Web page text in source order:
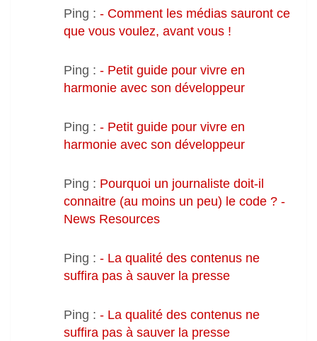
Ping : - Comment les médias sauront ce
que vous voulez, avant vous !
Ping : - Petit guide pour vivre en
harmonie avec son développeur
Ping : - Petit guide pour vivre en
harmonie avec son développeur
Ping : Pourquoi un journaliste doit-il
connaitre (au moins un peu) le code ? -
News Resources
Ping : - La qualité des contenus ne
suffira pas à sauver la presse
Ping : - La qualité des contenus ne
suffira pas à sauver la presse